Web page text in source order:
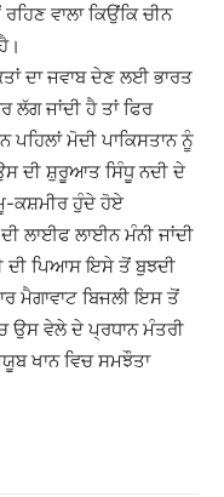
ਵਾਲਾ ਕਿਉਂਕਿ ਚੀਨ
ਦਾ ਜਵਾਬ ਦੇਣ ਲਈ ਭਾਰਤ
ਲੱਗ ਜਾਂਦੀ ਹੈ ਤਾਂ ਫਿਰ
ਪਹਿਲਾਂ ਮੋਦੀ ਪਾਕਿਸਤਾਨ ਨੂੰ
ਦੀ ਸ਼ੁਰੂਆਤ ਸਿੰਧੂ ਨਦੀ ਦੇ
ਕਸ਼ਮੀਰ ਹੁੰਦੇ ਹੋਏ
ਲਾਈਫ ਲਾਈਨ ਮੰਨੀ ਜਾਂਦੀ
ਦੀ ਪਿਆਸ ਇਸੇ ਤੋਂ ਬੁਝਦੀ
ਮੈਗਾਵਾਟ ਬਿਜਲੀ ਇਸ ਤੋਂ
ਉਸ ਵੇਲੇ ਦੇ ਪ੍ਰਧਾਨ ਮੰਤਰੀ
ਖਾਨ ਵਿਚ ਸਮਝੌਤਾ